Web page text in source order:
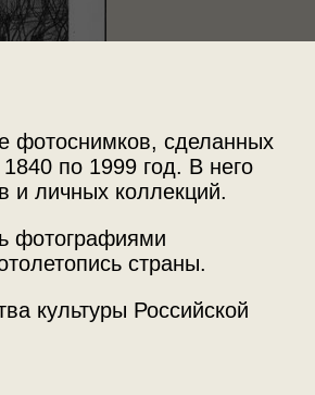
фотоснимков, сделанных
по 1999 год. В него
и личных коллекций.
фотографиями
страны.
культуры Российской
Источник
МАММ / МДФ